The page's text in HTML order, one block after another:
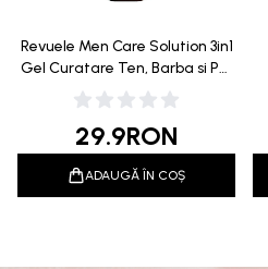
Revuele Men Care Solution 3in1
Gel Curatare Ten, Barba si Par
300ml
29.9RON
ADAUGĂ ÎN COȘ